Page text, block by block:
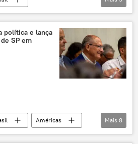
Ricardo Nunes
Enel
São Paulo
política e lança
SP em
Américas
Fernando Haddad
Mais 8